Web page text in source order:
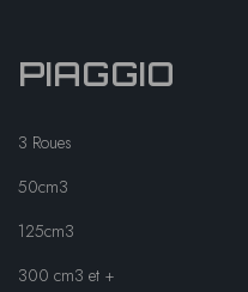
PIAGGIO
3 Roues
50cm3
125cm3
300 cm3 et +